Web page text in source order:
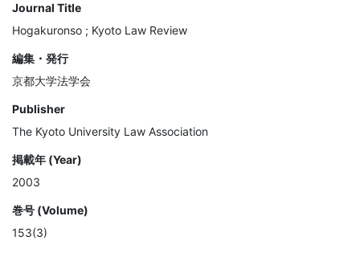
Journal Title
Hogakuronso ; Kyoto Law Review
編集・発行
京都大学法学会
Publisher
The Kyoto University Law Association
掲載年 (Year)
2003
巻号 (Volume)
153(3)